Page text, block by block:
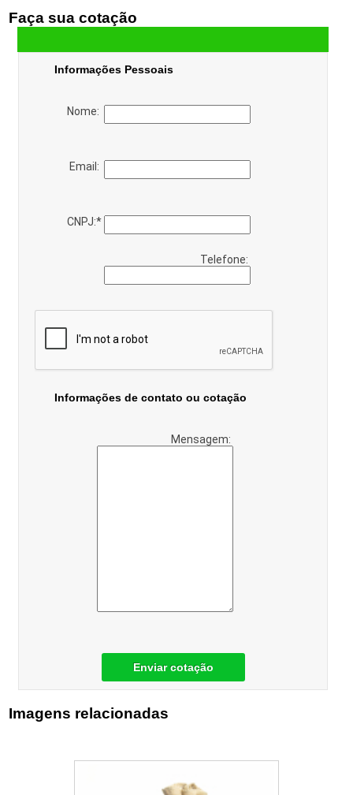
Faça sua cotação
Informações Pessoais
Nome:
Email:
CNPJ:*
Telefone:
Informações de contato ou cotação
Mensagem:
Enviar cotação
Imagens relacionadas